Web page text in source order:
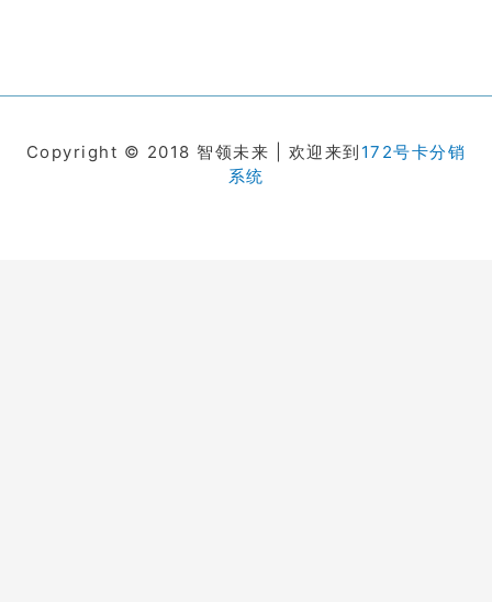
Copyright © 2018 智领未来 | 欢迎来到 172号卡分销
系统